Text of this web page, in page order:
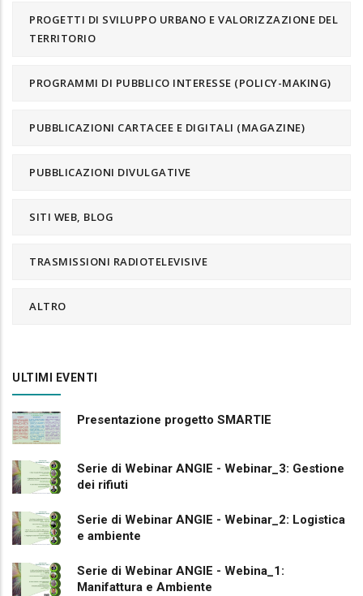
PROGETTI DI SVILUPPO URBANO E VALORIZZAZIONE DEL
TERRITORIO
PROGRAMMI DI PUBBLICO INTERESSE (POLICY-MAKING)
PUBBLICAZIONI CARTACEE E DIGITALI (MAGAZINE)
PUBBLICAZIONI DIVULGATIVE
SITI WEB, BLOG
TRASMISSIONI RADIOTELEVISIVE
ALTRO
ULTIMI EVENTI
Presentazione progetto SMARTIE
Serie di Webinar ANGIE - Webinar_3: Gestione
dei rifiuti
Serie di Webinar ANGIE - Webinar_2: Logistica
e ambiente
Serie di Webinar ANGIE - Webina_1:
Manifattura e Ambiente